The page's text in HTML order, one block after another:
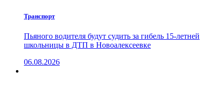
Транспорт
Пьяного водителя будут судить за гибель 15-летней
школьницы в ДТП в Новоалексеевке
06.08.2026